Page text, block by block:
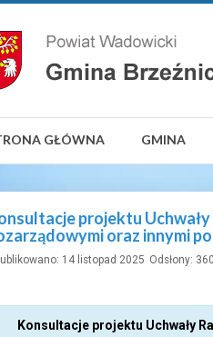
GŁÓWNA GMINA
projektu Uchwały
oraz innymi
14 listopad 2025 Odsłony: 360
Konsultacje projektu Uchwały